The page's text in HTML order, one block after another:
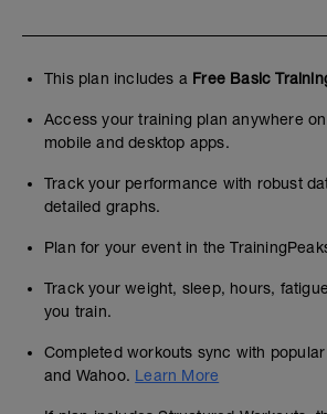
This plan includes a Free Basic
Access your training plan anywhere
mobile and desktop apps.
Track your performance with robust
detailed graphs.
Plan for your event in the
Track your weight, sleep, hours,
you train.
Completed workouts sync with
and Wahoo. Learn More